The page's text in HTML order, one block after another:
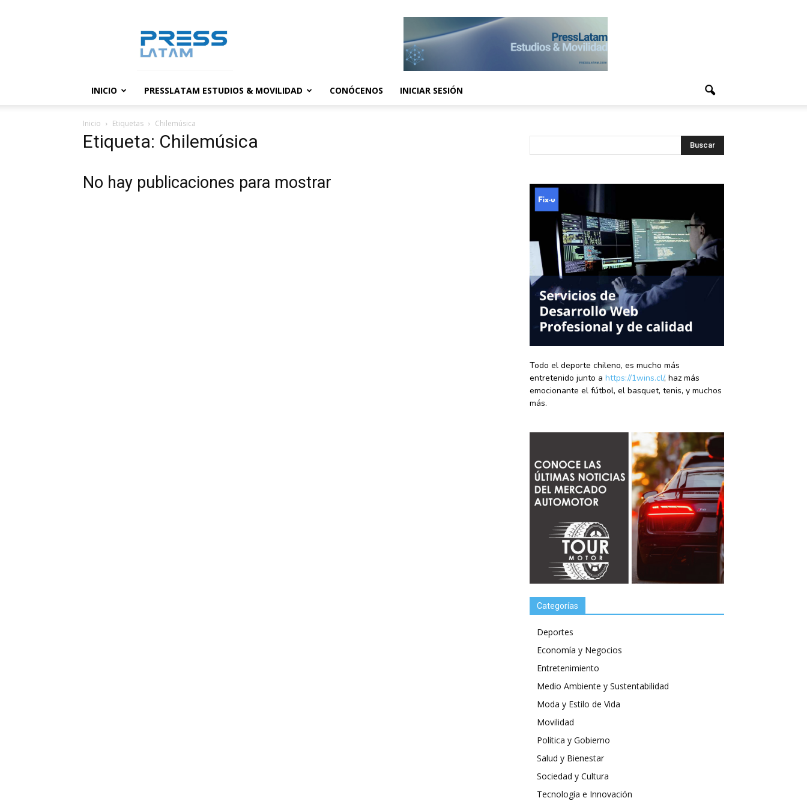
noticias
INICIO PRESSLATAM ESTUDIOS & MOVILIDAD CONÓCENOS INICIAR SESIÓN
Inicio Etiquetas Chilemúsica
Etiqueta: Chilemúsica
No hay publicaciones para mostrar
Todo el deporte chileno, es mucho más
entretenido junto a https://1wins.cl/, haz más
emocionante el fútbol, el basquet, tenis, y muchos
más.
Categorías
Deportes
Economía y Negocios
Entretenimiento
Medio Ambiente y Sustentabilidad
Moda y Estilo de Vida
Movilidad
Política y Gobierno
Salud y Bienestar
Sociedad y Cultura
Tecnología e Innovación